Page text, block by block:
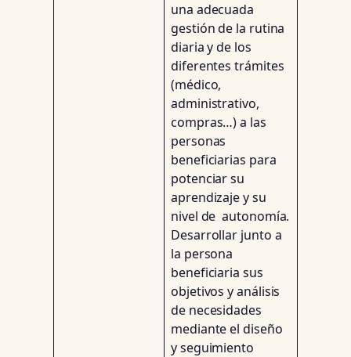
una adecuada
gestión de la rutina
diaria y de los
diferentes trámites
(médico,
administrativo,
compras…) a las
personas
beneficiarias para
potenciar su
aprendizaje y su
nivel de autonomía.
Desarrollar junto a
la persona
beneficiaria sus
objetivos y análisis
de necesidades
mediante el diseño
y seguimiento